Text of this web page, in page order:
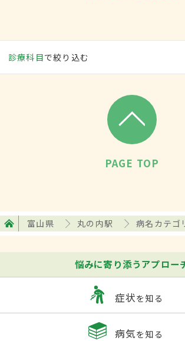
診療科目で絞り込む
PAGE TOP
富山県 丸の内駅 病名カテゴ
悩みに寄り添うアプロー
症状を知る
病気を知る